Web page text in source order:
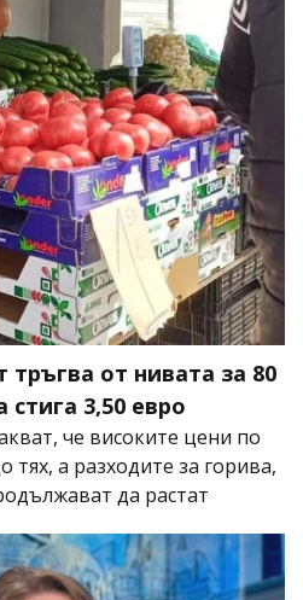
от нивата за 80
стига 3,50 евро
че високите цени по
тях, а разходите за горива,
да растат